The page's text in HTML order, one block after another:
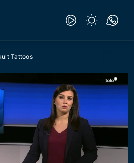
Tattoos